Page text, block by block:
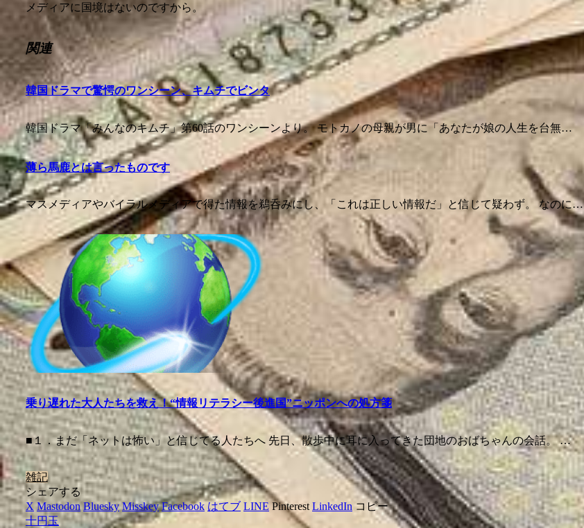
メディアに国境はないのですから。
関連
韓国ドラマで驚愕のワンシーン、キムチでビンタ
韓国ドラマ「みんなのキムチ」第60話のワンシーンより。 モトカノの母親が男に「あなたが娘の人生を台無…
薄ら馬鹿とは言ったものです
マスメディアやバイラルメディアで得た情報を鵜呑みにし、「これは正しい情報だ」と信じて疑わず。 なのに…
乗り遅れた大人たちを救え！“情報リテラシー後進国”ニッポンへの処方箋
■１．まだ「ネットは怖い」と信じてる人たちへ 先日、散歩中に耳に入ってきた団地のおばちゃんの会話。 …
雑記
シェアする
X Mastodon Bluesky Misskey Facebook はてブ LINE Pinterest LinkedIn コピー
十円玉